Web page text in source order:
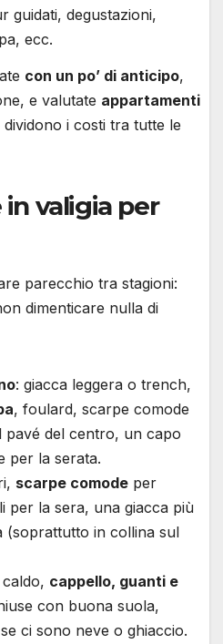
guidati, degustazioni,
ecc.
con un po’ di anticipo,
e valutate appartamenti
dividono i costi tra tutte le
valigia per
parecchio tra stagioni:
dimenticare nulla di
: giacca leggera o trench,
, foulard, scarpe comode
pavé del centro, un capo
per la serata.
scarpe comode per
per la sera, una giacca più
(soprattutto in collina sul
cappello, guanti e
con buona suola,
ci sono neve o ghiaccio.